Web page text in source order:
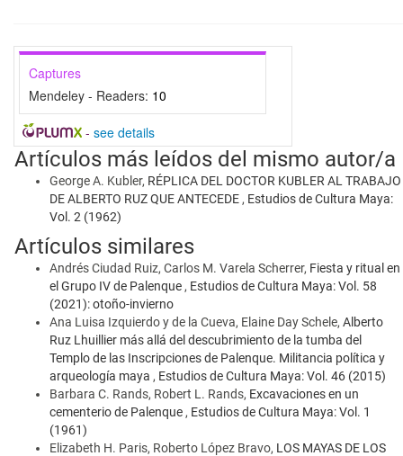
Captures
Mendeley - Readers: 10
- see details
Artículos más leídos del mismo autor/a
George A. Kubler, RÉPLICA DEL DOCTOR KUBLER AL TRABAJO
DE ALBERTO RUZ QUE ANTECEDE , Estudios de Cultura Maya:
Vol. 2 (1962)
Artículos similares
Andrés Ciudad Ruiz, Carlos M. Varela Scherrer, Fiesta y ritual en
el Grupo IV de Palenque , Estudios de Cultura Maya: Vol. 58
(2021): otoño-invierno
Ana Luisa Izquierdo y de la Cueva, Elaine Day Schele, Alberto
Ruz Lhuillier más allá del descubrimiento de la tumba del
Templo de las Inscripciones de Palenque. Militancia política y
arqueología maya , Estudios de Cultura Maya: Vol. 46 (2015)
Barbara C. Rands, Robert L. Rands, Excavaciones en un
cementerio de Palenque , Estudios de Cultura Maya: Vol. 1
(1961)
Elizabeth H. Paris, Roberto López Bravo, LOS MAYAS DE LOS